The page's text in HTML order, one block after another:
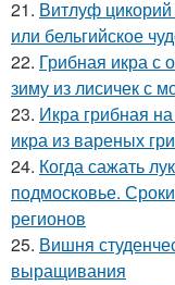
21. Витлуф
или бельгийское
22. Грибная икра с
зиму из лисичек с
23. Икра грибная
икра из вареных
24. Когда сажать
подмосковье.
регионов
25. Вишня
выращивания